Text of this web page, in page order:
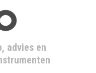
advies en